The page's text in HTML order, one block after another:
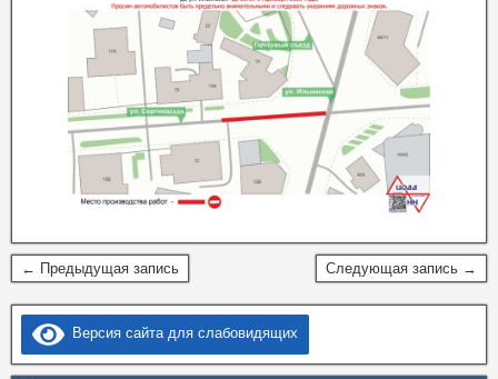
← Предыдущая запись Следующая запись →
Версия сайта для слабовидящих